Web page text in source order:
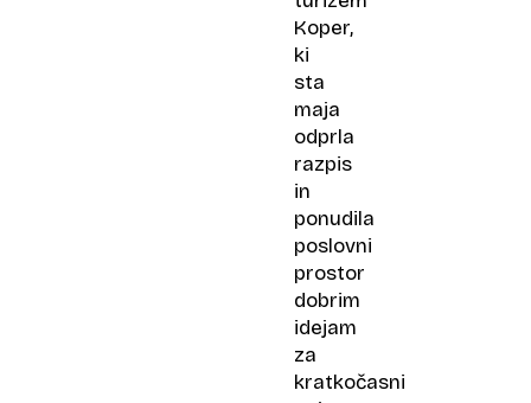
Koper,
ki
sta
maja
odprla
razpis
in
ponudila
poslovni
prostor
dobrim
idejam
za
kratkočasni